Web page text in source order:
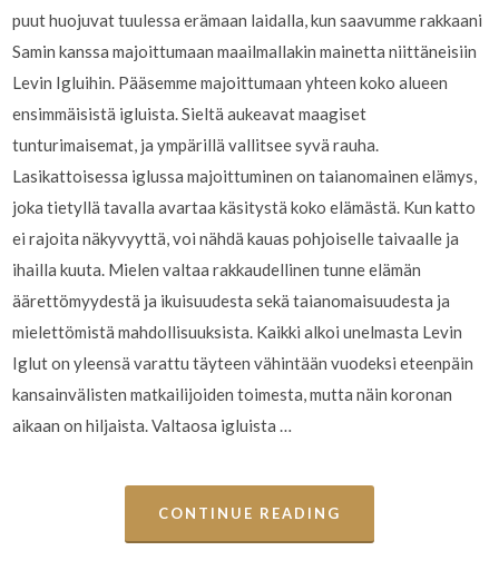
puut huojuvat tuulessa erämaan laidalla, kun saavumme rakkaani
Samin kanssa majoittumaan maailmallakin mainetta niittäneisiin
Levin Igluihin. Pääsemme majoittumaan yhteen koko alueen
ensimmäisistä igluista. Sieltä aukeavat maagiset
tunturimaisemat, ja ympärillä vallitsee syvä rauha.
Lasikattoisessa iglussa majoittuminen on taianomainen elämys,
joka tietyllä tavalla avartaa käsitystä koko elämästä. Kun katto
ei rajoita näkyvyyttä, voi nähdä kauas pohjoiselle taivaalle ja
ihailla kuuta. Mielen valtaa rakkaudellinen tunne elämän
äärettömyydestä ja ikuisuudesta sekä taianomaisuudesta ja
mielettömistä mahdollisuuksista. Kaikki alkoi unelmasta Levin
Iglut on yleensä varattu täyteen vähintään vuodeksi eteenpäin
kansainvälisten matkailijoiden toimesta, mutta näin koronan
aikaan on hiljaista. Valtaosa igluista …
CONTINUE READING